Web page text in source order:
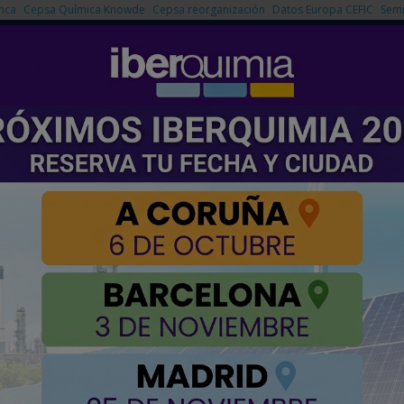
Cepsa Química Knowde Cepsa reorganización Datos Europa CEFIC
NOTICIAS PRODUCTOS
EMPRESAS PREMIUM
químicos exigentes